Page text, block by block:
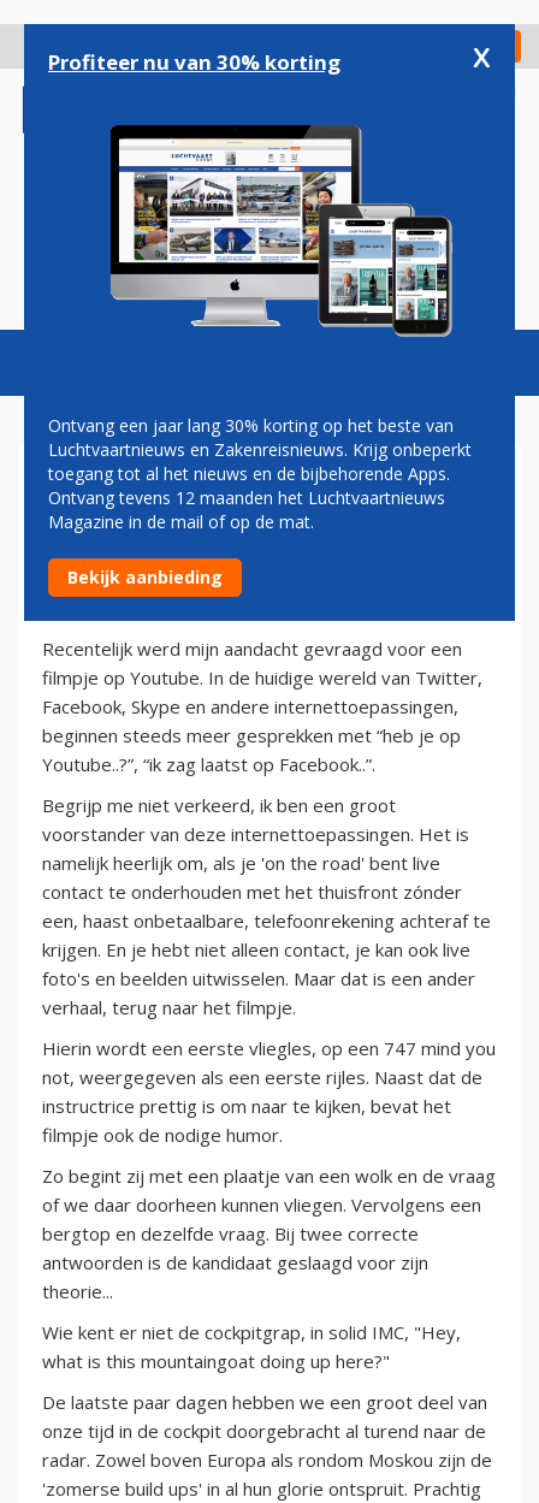
gaan
Check in
Magazine Podcasts Vacatures
ERIC VAN WALSUM: KLAMME
HANDJES
26 juli 2011
Recentelijk werd mijn aandacht gevraagd voor een
filmpje op Youtube. In de huidige wereld van Twitter,
Facebook, Skype en andere internettoepassingen,
beginnen steeds meer gesprekken met “heb je op
Youtube..?”, “ik zag laatst op Facebook..”.
Begrijp me niet verkeerd, ik ben een groot
voorstander van deze internettoepassingen. Het is
namelijk heerlijk om, als je 'on the road' bent live
contact te onderhouden met het thuisfront zónder
een, haast onbetaalbare, telefoonrekening achteraf te
krijgen. En je hebt niet alleen contact, je kan ook live
foto's en beelden uitwisselen. Maar dat is een ander
verhaal, terug naar het filmpje.
Hierin wordt een eerste vliegles, op een 747 mind you
not, weergegeven als een eerste rijles. Naast dat de
instructrice prettig is om naar te kijken, bevat het
filmpje ook de nodige humor.
Zo begint zij met een plaatje van een wolk en de vraag
of we daar doorheen kunnen vliegen. Vervolgens een
bergtop en dezelfde vraag. Bij twee correcte
antwoorden is de kandidaat geslaagd voor zijn
theorie...
Wie kent er niet de cockpitgrap, in solid IMC, "Hey,
what is this mountaingoat doing up here?"
De laatste paar dagen hebben we een groot deel van
onze tijd in de cockpit doorgebracht al turend naar de
radar. Zowel boven Europa als rondom Moskou zijn de
'zomerse build ups' in al hun glorie ontspruit. Prachtig
Profiteer nu van 30% korting x
Ontvang een jaar lang 30% korting op het beste van
Luchtvaartnieuws en Zakenreisnieuws. Krijg onbeperkt
toegang tot al het nieuws en de bijbehorende Apps.
Ontvang tevens 12 maanden het Luchtvaartnieuws
Magazine in de mail of op de mat.
Bekijk aanbieding